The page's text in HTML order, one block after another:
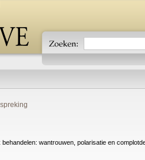
wantrouwen, polarisatie en